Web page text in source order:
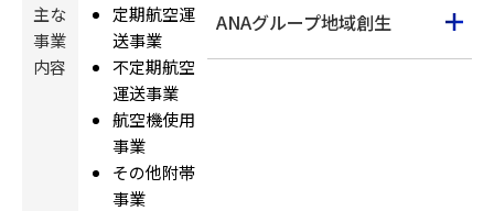
主な
事業
内容
定期航空運
送事業
不定期航空
運送事業
航空機使用
事業
その他附帯
事業
ANAグループ地域創生